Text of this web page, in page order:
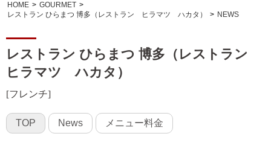
HOME > GOURMET >
レストラン ひらまつ 博多（レストラン ヒラマツ ハカタ）
> NEWS
レストラン ひらまつ 博多（レストラン
ヒラマツ ハカタ）
[フレンチ]
TOP News メニュー料金